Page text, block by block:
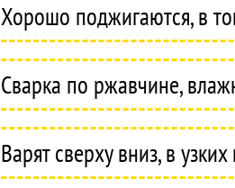
Хорошо поджигаются, в
Сварка по ржавчине,
Варят сверху вниз, в